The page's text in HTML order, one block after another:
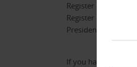
Register of
Register of
President: Dr. Holger
If you have any